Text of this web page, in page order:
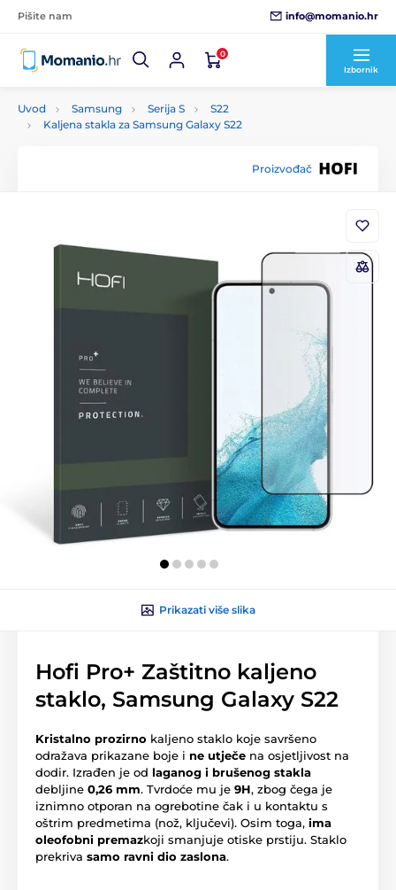
Pišite nam info@momanio.hr
0
Izbornik
Uvod Samsung Serija S
S22
Kaljena stakla za Samsung Galaxy S22
Proizvođač
Prikazati više slika
Hofi Pro+ Zaštitno kaljeno
staklo, Samsung Galaxy S22
Kristalno prozirno kaljeno staklo koje savršeno
odražava prikazane boje i ne utječe na osjetljivost na
dodir. Izrađen je od laganog i brušenog stakla
debljine 0,26 mm. Tvrdoće mu je 9H, zbog čega je
iznimno otporan na ogrebotine čak i u kontaktu s
oštrim predmetima (nož, ključevi). Osim toga, ima
oleofobni premazkoji smanjuje otiske prstiju. Staklo
prekriva samo ravni dio zaslona.